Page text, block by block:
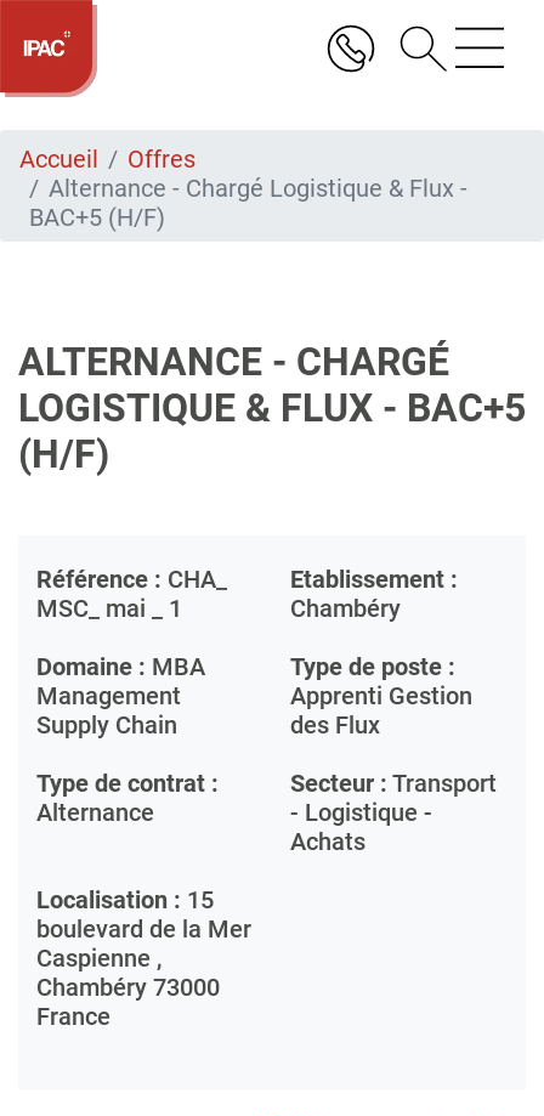
Aller
contenu
Accueil
Offres
Alternance - Chargé Logistique & Flux -
BAC+5 (H/F)
ALTERNANCE - CHARGÉ
LOGISTIQUE & FLUX - BAC+5
(H/F)
Référence : CHA_
MSC_ mai _ 1
Etablissement :
Chambéry
Domaine : MBA
Management
Supply Chain
Type de poste :
Apprenti Gestion
des Flux
Type de contrat :
Alternance
Secteur : Transport
- Logistique -
Achats
Localisation : 15
boulevard de la Mer
Caspienne ,
Chambéry 73000
France